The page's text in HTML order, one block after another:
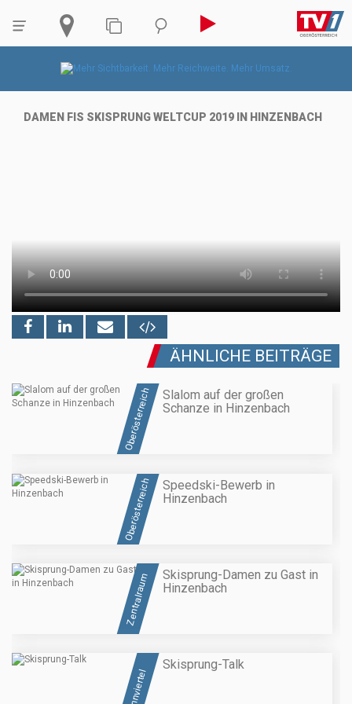
DAMEN FIS SKISPRUNG WELTCUP 2019 IN HINZENBACH
ÄHNLICHE BEITRÄGE
Oberösterreich
Slalom auf der großen
Schanze in Hinzenbach
Oberösterreich
Speedski-Bewerb in
Hinzenbach
Zentralraum
Skisprung-Damen zu Gast in
Hinzenbach
Innviertel
Skisprung-Talk